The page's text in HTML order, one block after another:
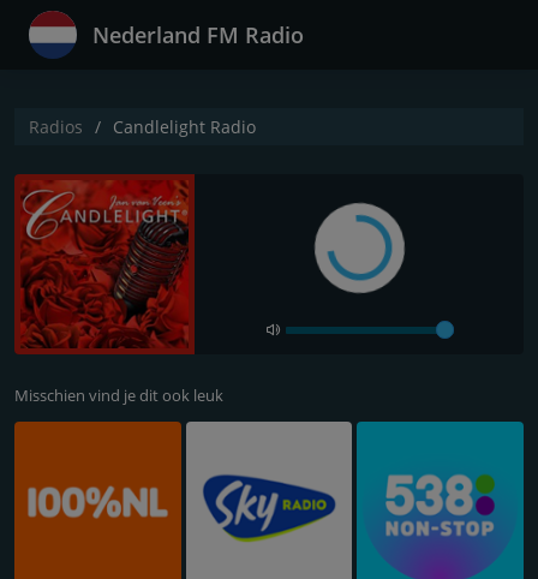
Nederland FM Radio
Radios Candlelight Radio
Misschien vind je dit ook leuk